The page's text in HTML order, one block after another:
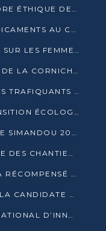
LE CONGO PLAIDE POUR UN CADRE ÉTHIQUE DE L’INTELLIGENCE ARTIFICIELLE À DAKAR
L’OMS REMET 25 TONNES DE MÉDICAMENTS AU CONGO POUR RENFORCER LA RIPOSTE AUX ÉPIDÉMIES
ZLECAF : LE GOUVERNEMENT MIS SUR LES FEMMES ENTREPRENEURES
LA BADEA FINANCE L’EXTENSION DE LA CORNICHE SUD DE BRAZZAVILLE
CUVETTE-OUEST : SEPT PRÉSUMÉS TRAFIQUANTS DE FAUNE INTERPELLÉS À EWO ET KELLÉ
LA SNPC PLAIDE POUR UNE TRANSITION ÉCOLOGIQUE PROGRESSIVE
CONGO-GUINÉE : LE PROGRAMME SIMANDOU 2040 AU CŒUR DES ÉCHANGES À LA BAD
LE CONGO ET LA BADEA EN VISITE DES CHANTIERS
BAD 2026 : MAMADI DOUMBOUYA RÉCOMPENSÉ PAR LE TROPHÉE BABACAR NDIAYE À BRAZZAVILLE
ÉLECTION À L’OIF : COUMBA BA, LA CANDIDATE DISCRÈTE QUI BOUSCULE LE JEU DIPLOMATIQUE
LE CONGO LANCE SON CENTRE NATIONAL D’INNOVATION